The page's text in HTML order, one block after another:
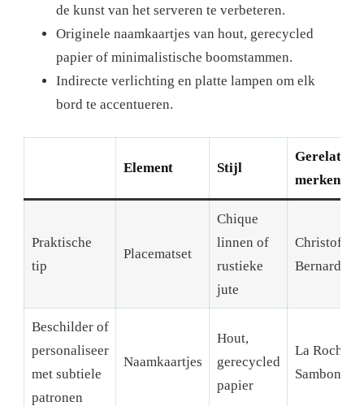
de kunst van het serveren te verbeteren.
Originele naamkaartjes van hout, gerecycled
papier of minimalistische boomstammen.
Indirecte verlichting en platte lampen om elk
bord te accentueren.
Element Stijl
merken
Praktische
tip
Placematset
Chique
linnen of
rustieke
jute
Christofle,
Bernardaud
Beschilder of
personaliseer
met subtiele
patronen
Naamkaartjes
Hout,
gerecycled
papier
La Rochère,
Sambonet